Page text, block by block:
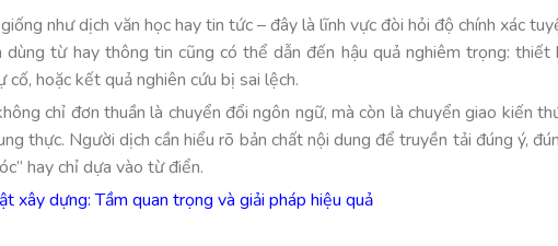
như dịch văn học hay tin tức – đây là lĩnh vực đòi hỏi độ chính xác
từ hay thông tin cũng có thể dẫn đến hậu quả nghiêm trọng: thiết
hoặc kết quả nghiên cứu bị sai lệch.
chỉ đơn thuần là chuyển đổi ngôn ngữ, mà còn là chuyển giao kiến
thực. Người dịch cần hiểu rõ bản chất nội dung để truyền tải đúng ý,
hay chỉ dựa vào từ điển.
xây dựng: Tầm quan trọng và giải pháp hiệu quả